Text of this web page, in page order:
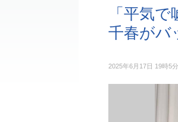
「平気
千春がバ
2025年6月17日 19時5分